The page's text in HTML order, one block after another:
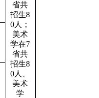
省共
招生8
0人；
美术
学在7
省共
招生8
0人、
美术
学